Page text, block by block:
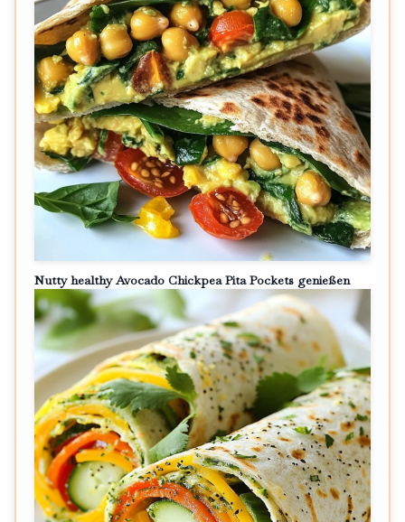
Nutty healthy Avocado Chickpea Pita Pockets genießen